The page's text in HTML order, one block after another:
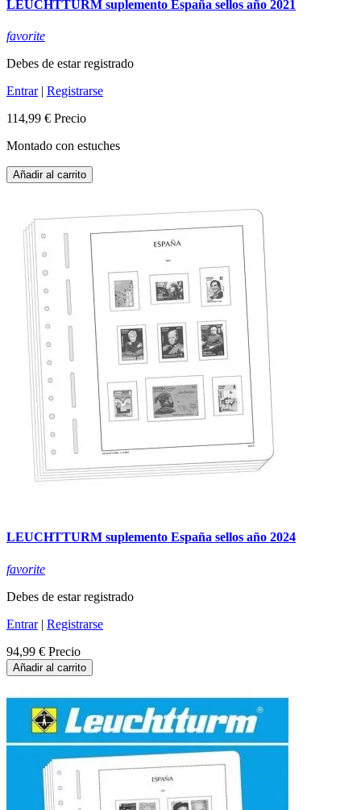
LEUCHTTURM suplemento España sellos año 2021
favorite
Debes de estar registrado
Entrar| Registrarse
114,99 € Precio
Montado con estuches
Añadir al carrito
LEUCHTTURM suplemento España sellos año 2024
favorite
Debes de estar registrado
Entrar| Registrarse
94,99 € Precio
Añadir al carrito